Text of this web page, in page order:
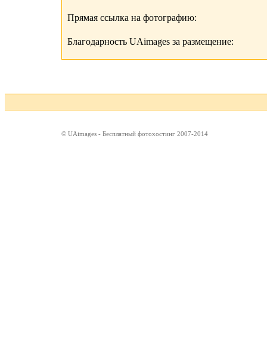
Прямая ссылка на фотографию:
Благодарность UAimages за размещение:
© UAimages - Бесплатный фотохостинг 2007-2014